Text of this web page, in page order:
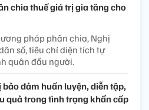
chia thuế giá trị gia tăng cho
pháp phân chia, Nghị
số, tiêu chí diện tích tự
quân đầu người.
đảm huấn luyện, diễn tập,
quả trong tình trạng khẩn cấp